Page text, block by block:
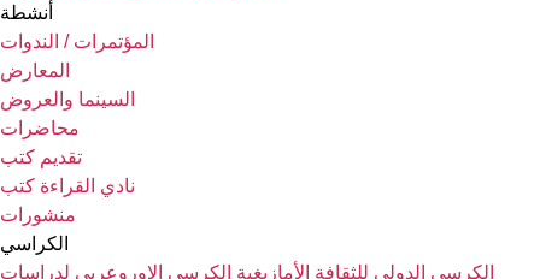
أنشطة
المؤتمرات / الندوات
المعارض
السينما والعروض
محاضرات
تقديم كتب
نادي القراءة كتب
منشورات
الكراسي
الكرسي الدولي للثقافة الأمازيغية الكرسي الاوروعربي لدراسات